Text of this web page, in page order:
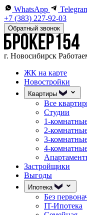
WhatsApp
+7 (383) 227-92-03
Обратный звонок
г. Новосибирск
ЖК на карте
Новостройки
Квартиры
Все
Студии
1-
2-
3-
4-
Застройщики
Выгоды
Ипотека
Без
IT-Ипотека